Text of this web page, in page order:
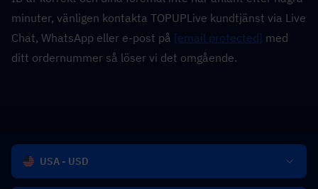
minuter, vänligen kontakta TOPUPLive kundtjänst via Live
Chat, WhatsApp eller e-post på [email protected] med
ditt ordernummer så löser vi det omgående.
USA - USD